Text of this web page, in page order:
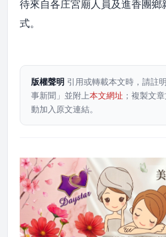
待來自各庄宮廟人員及進香團鄉
式。
版權聲明 引用或轉載本文時，請註
事新聞」並附上本文網址 ；複製文
動加入原文連結。